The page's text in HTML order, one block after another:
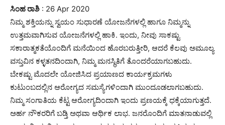
ಸಿಂಹ ರಾಶಿ : 26 Apr 2020
ನಿಮ್ಮ ಶಕ್ತಿಯನ್ನು ಸ್ವಯಂ ಸುಧಾರಣೆ ಯೋಜನೆಗಳಲ್ಲಿ ಹಾಗೂ ನಿಮ್ಮನ್ನು
ಉತ್ತಮವಾಗಿಸುವ ಯೋಜನೆಗಳಲ್ಲಿ ಹಾಕಿ. ಇಂದು, ನೀವು ಸಾಕಷ್ಟು
ಸಕಾರಾತ್ಮಕತೆಯೊಂದಿಗೆ ಮನೆಯಿಂದ ಹೊರಬರುತ್ತೀರಿ, ಆದರೆ ಕೆಲವು ಅಮೂಲ್ಯ
ವಸ್ತುವಿನ ಕಳ್ಳತನದಿಂದಾಗಿ, ನಿಮ್ಮ ಮನಸ್ಥಿತಿಗೆ ತೊಂದರೆಯಾಗಬಹುದು.
ಬೇಕಷ್ಟು ಮೊದಲೇ ಯೋಜಿಸಿದ ಪ್ರಯಾಣದ ಕಾರ್ಯಕ್ರಮಗಳು
ಕುಟುಂಬದಲ್ಲಿನ ಆರೋಗ್ಯದ ಸಮಸ್ಯೆಗಳಿಂದಾಗಿ ಮುಂದೂಡಲಾಗಬಹುದು.
ನಿಮ್ಮ ಸಂಗಾತಿಯ ಕೆಟ್ಟ ಆರೋಗ್ಯದಿಂದಾಗಿ ಇಂದು ಪ್ರಣಯಕ್ಕೆ ಧಕ್ಕೆಯಾಗುತ್ತದೆ.
ಅರ್ಹ ನೌಕರರಿಗೆ ಬಡ್ತಿ ಅಥವಾ ಆರ್ಥಿಕ ಲಾಭ. ಜನರೊಂದಿಗೆ ಮಾತನಾಡುವಲ್ಲಿ